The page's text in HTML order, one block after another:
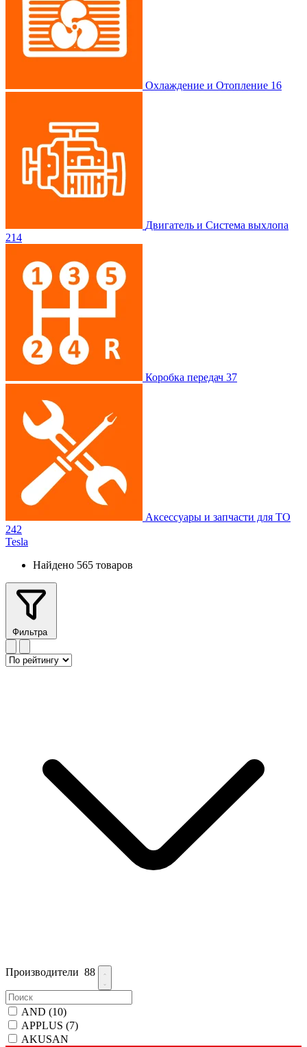
Охлаждение и Отопление 16
Двигатель и Система выхлопа
214
Коробка передач 37
Аксессуары и запчасти для ТО
242
Tesla
Найдено 565 товаров
Фильтра
Производители 88
AND (10)
APPLUS (7)
AKUSAN